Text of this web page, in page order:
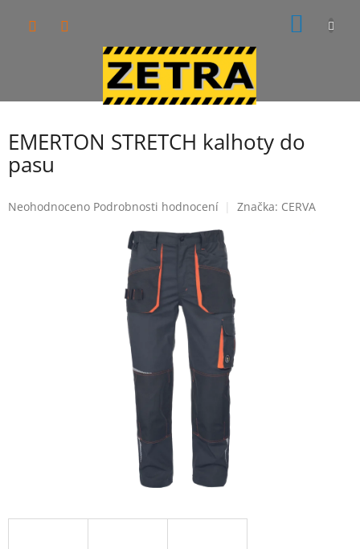
EMERTON STRETCH kalhoty do
pasu
Průměrné
Neohodnoceno Podrobnosti hodnocení Značka: CERVA